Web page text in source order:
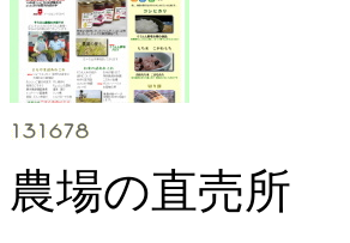
農場の直売所